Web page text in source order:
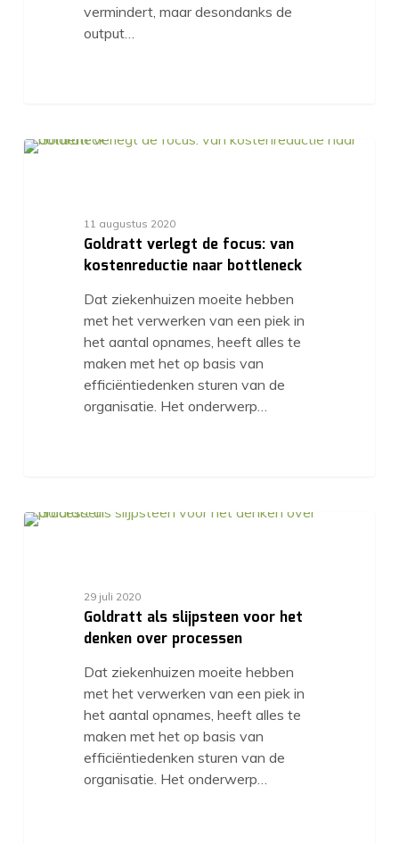
vermindert, maar desondanks de
output…
11 augustus 2020
Goldratt verlegt de focus: van
kostenreductie naar bottleneck
Dat ziekenhuizen moeite hebben
met het verwerken van een piek in
het aantal opnames, heeft alles te
maken met het op basis van
efficiëntiedenken sturen van de
organisatie. Het onderwerp…
29 juli 2020
Goldratt als slijpsteen voor het
denken over processen
Dat ziekenhuizen moeite hebben
met het verwerken van een piek in
het aantal opnames, heeft alles te
maken met het op basis van
efficiëntiedenken sturen van de
organisatie. Het onderwerp…